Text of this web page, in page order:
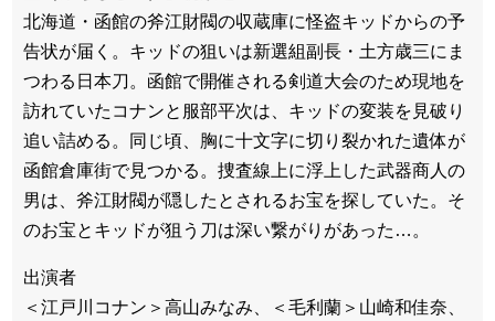
北海道・函館の斧江財閥の収蔵庫に怪盗キッドからの予
告状が届く。キッドの狙いは新選組副長・土方歳三にま
つわる日本刀。函館で開催される剣道大会のため現地を
訪れていたコナンと服部平次は、キッドの変装を見破り
追い詰める。同じ頃、胸に十文字に切り裂かれた遺体が
函館倉庫街で見つかる。捜査線上に浮上した武器商人の
男は、斧江財閥が隠したとされるお宝を探していた。そ
のお宝とキッドが狙う刀は深い繋がりがあった…。
出演者
＜江戸川コナン＞高山みなみ、＜毛利蘭＞山崎和佳奈、